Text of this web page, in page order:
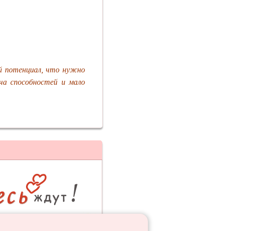
потенциал, что нужно
способностей и мало